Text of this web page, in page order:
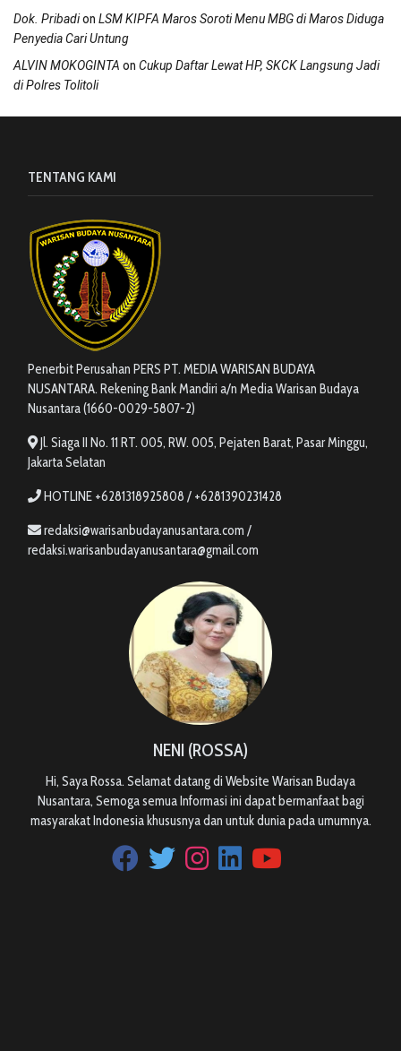
Dok. Pribadion LSM KIPFA Maros Soroti Menu MBG di Maros Diduga
Penyedia Cari Untung
ALVIN MOKOGINTA on Cukup Daftar Lewat HP, SKCK Langsung Jadi
di Polres Tolitoli
TENTANG KAMI
Penerbit Perusahan PERS PT. MEDIA WARISAN BUDAYA
NUSANTARA. Rekening Bank Mandiri a/n Media Warisan Budaya
Nusantara (1660-0029-5807-2)
Jl. Siaga II No. 11 RT. 005, RW. 005, Pejaten Barat, Pasar Minggu,
Jakarta Selatan
HOTLINE +6281318925808 / +6281390231428
redaksi@warisanbudayanusantara.com /
redaksi.warisanbudayanusantara@gmail.com
NENI (ROSSA)
Hi, Saya Rossa. Selamat datang di Website Warisan Budaya
Nusantara, Semoga semua Informasi ini dapat bermanfaat bagi
masyarakat Indonesia khususnya dan untuk dunia pada umumnya.